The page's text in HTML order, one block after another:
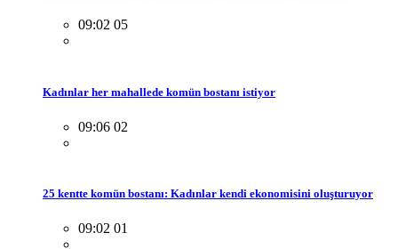
09:02 05
Kadınlar her mahallede komün bostanı istiyor
09:06 02
25 kentte komün bostanı: Kadınlar kendi ekonomisini oluşturuyor
09:02 01